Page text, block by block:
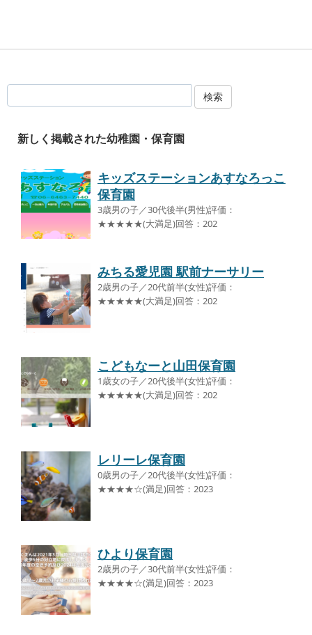
検索
新しく掲載された幼稚園・保育園
キッズステーションあすなろっこ
保育園
3歳男の子／30代後半(男性)評価：
★★★★★(大満足)回答：202
みちる愛児園 駅前ナーサリー
2歳男の子／20代前半(女性)評価：
★★★★★(大満足)回答：202
こどもなーと山田保育園
1歳女の子／20代後半(女性)評価：
★★★★★(大満足)回答：202
レリーレ保育園
0歳男の子／20代後半(女性)評価：
★★★★☆(満足)回答：2023
ひより保育園
2歳男の子／30代前半(女性)評価：
★★★★☆(満足)回答：2023